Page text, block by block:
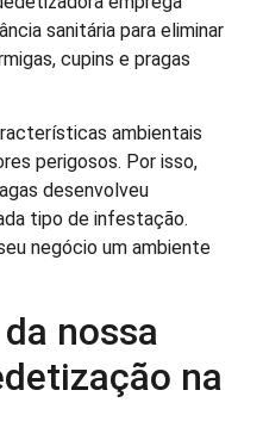
sanitária para eliminar
cupins e pragas
ambientais
perigosos. Por isso,
desenvolveu
tipo de infestação.
negócio um ambiente
nossa
na